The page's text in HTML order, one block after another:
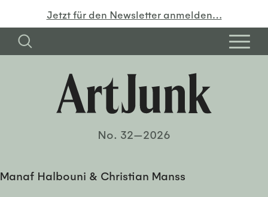
Jetzt für den Newsletter anmelden…
No. 32—2026
Manaf Halbouni & Christian Manss